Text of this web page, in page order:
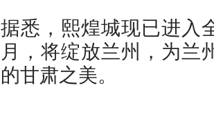
据悉，熙煌城现已进入
月，将绽放兰州，为兰
的甘肃之美。